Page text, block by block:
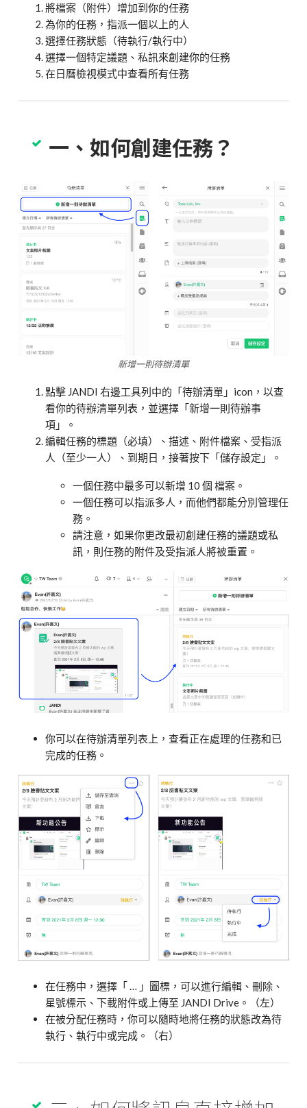
將檔案（附件）增加到你的任務
為你的任務，指派一個以上的人
選擇任務狀態（待執行/執行中）
選擇一個特定議題、私訊來創建你的任務
在日曆檢視模式中查看所有任務
一、如何創建任務？
新增一則待辦清單
點擊 JANDI 右邊工具列中的「待辦清單」icon，以查
看你的待辦清單列表，並選擇「新增一則待辦事
項」。
編輯任務的標題（必填）、描述、附件檔案、受指派
人（至少一人）、到期日，接著按下「儲存設定」。
一個任務中最多可以新增 10 個 檔案。
一個任務可以指派多人，而他們都能分別管理任
務。
請注意，如果你更改最初創建任務的議題或私
訊，則任務的附件及受指派人將被重置。
你可以在待辦清單列表上，查看正在處理的任務和已
完成的任務。
在任務中，選擇「 … 」圖標，可以進行編輯、刪除、
星號標示、下載附件或上傳至 JANDI Drive。（左）
在被分配任務時，你可以隨時地將任務的狀態改為待
執行、執行中或完成。（右）